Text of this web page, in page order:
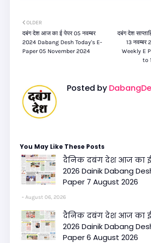
दबंग देश
13
Weekly E
to
OLDER
दबंग देश आज का ई पेपर 05 नवम्बर
2024 Dabang Desh Today's E-
Paper 05 November 2024
Posted by
You May Like These Posts
दैनिक दबंग देश आज का
2026 Dainik Dabang
Paper 7 August 2026
August 06, 2026
दैनिक दबंग देश आज का
2026 Dainik Dabang
Paper 6 August 2026